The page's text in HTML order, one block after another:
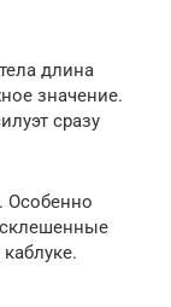
длина
значение.
сразу
Особенно